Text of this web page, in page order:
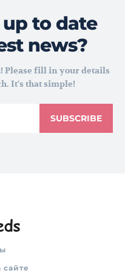
to date
news?
Please fill in your details
It's that simple!
SUBSCRIBE
сайте